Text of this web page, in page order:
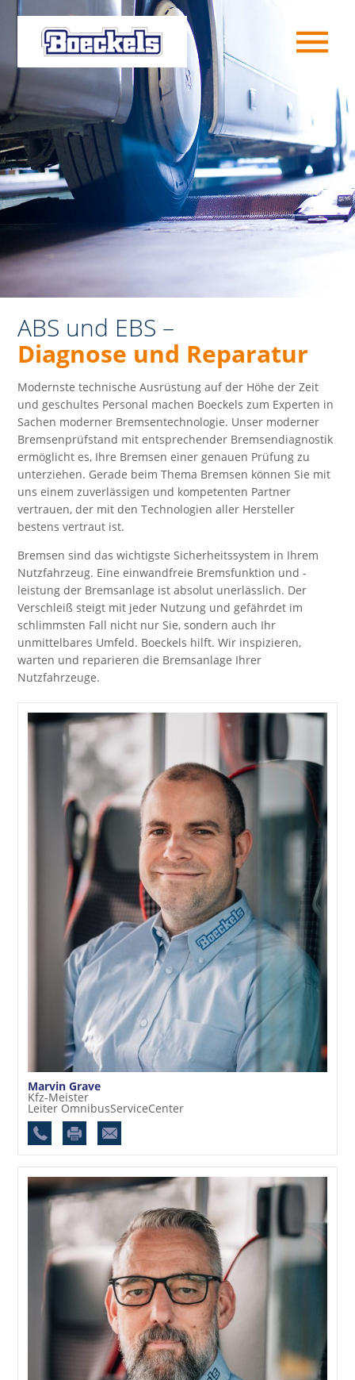
ABS und EBS –
Diagnose und Reparatur
Modernste technische Ausrüstung auf der Höhe der Zeit
und geschultes Personal machen Boeckels zum Experten in
Sachen moderner Bremsentechnologie. Unser moderner
Bremsenprüfstand mit entsprechender Bremsendiagnostik
ermöglicht es, Ihre Bremsen einer genauen Prüfung zu
unterziehen. Gerade beim Thema Bremsen können Sie mit
uns einem zuverlässigen und kompetenten Partner
vertrauen, der mit den Technologien aller Hersteller
bestens vertraut ist.
Bremsen sind das wichtigste Sicherheitssystem in Ihrem
Nutzfahrzeug. Eine einwandfreie Bremsfunktion und -
leistung der Bremsanlage ist absolut unerlässlich. Der
Verschleiß steigt mit jeder Nutzung und gefährdet im
schlimmsten Fall nicht nur Sie, sondern auch Ihr
unmittelbares Umfeld. Boeckels hilft. Wir inspizieren,
warten und reparieren die Bremsanlage Ihrer
Nutzfahrzeuge.
Marvin Grave
Kfz-Meister
Leiter OmnibusServiceCenter